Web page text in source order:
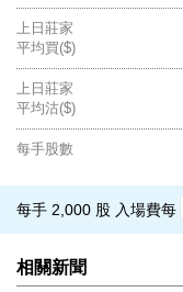
上日莊家
平均買($)
上日莊家
平均沽($)
每手股數
每手 2,000 股 入場費每
相關新聞